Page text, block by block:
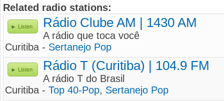
Related radio stations:
Listen Rádio Clube AM | 1430 AM
A rádio que toca você
Curitiba - Sertanejo Pop
Listen Rádio T (Curitiba) | 104.9 FM
A rádio T do Brasil
Curitiba - Top 40-Pop, Sertanejo Pop